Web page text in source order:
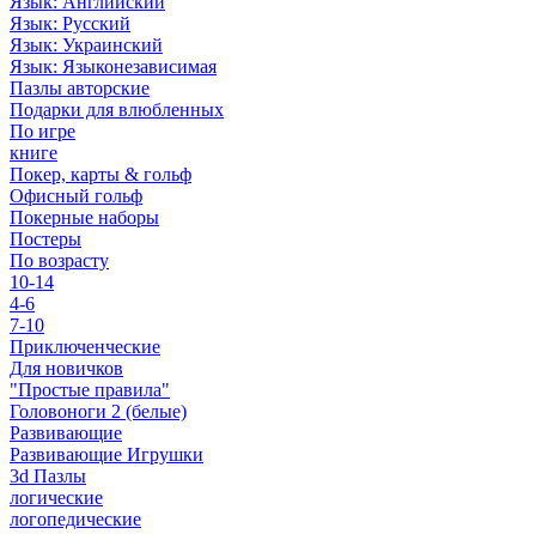
Язык: Русский
Язык: Украинский
Язык: Языконезависимая
Пазлы авторские
Подарки для влюбленных
По игре
книге
Покер, карты & гольф
Офисный гольф
Покерные наборы
Постеры
По возрасту
10-14
4-6
7-10
Приключенческие
Для новичков
"Простые правила"
Головоноги 2 (белые)
Развивающие
Развивающие Игрушки
3d Пазлы
логические
логопедические